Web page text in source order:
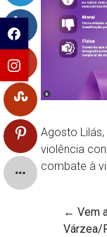
Agosto
violência
combate à
← Vem
Várzea/